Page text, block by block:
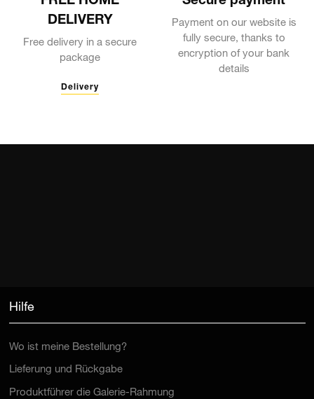
DELIVERY
Free delivery in a secure
package
Delivery
Payment on our website is
fully secure, thanks to
encryption of your bank
details
Hilfe
Wo ist meine Bestellung?
Lieferung und Rückgabe
Produktführer die Galerie-Rahmung